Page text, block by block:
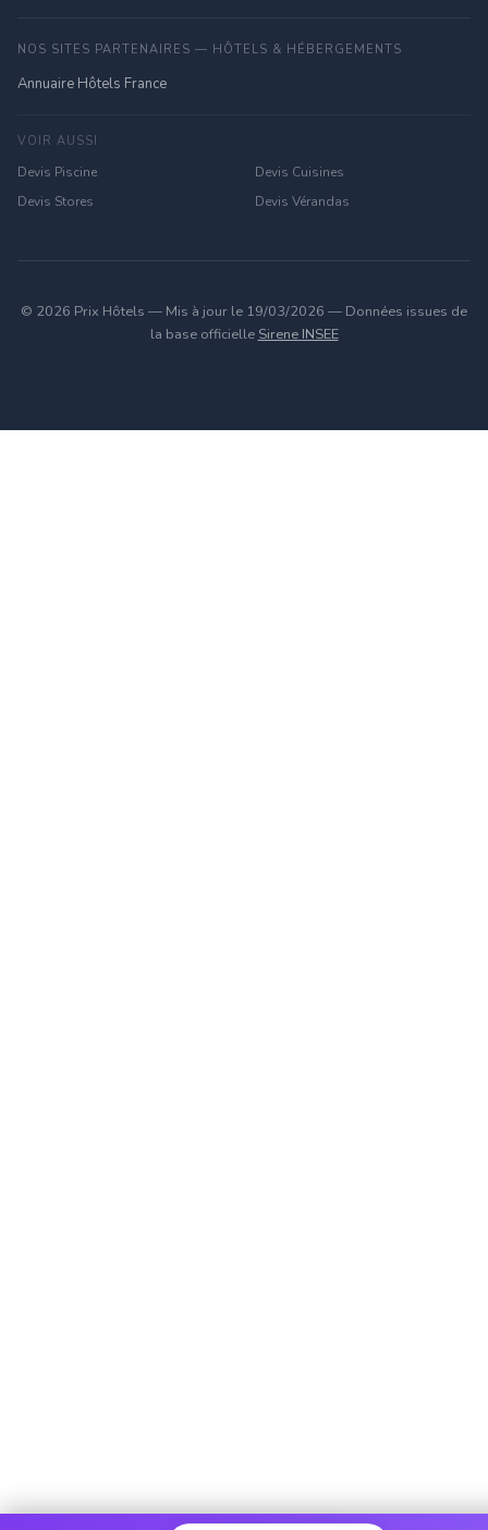
NOS SITES PARTENAIRES — HÔTELS & HÉBERGEMENTS
Annuaire Hôtels France
VOIR AUSSI
Devis Piscine
Devis Cuisines
Devis Stores
Devis Vérandas
© 2026 Prix Hôtels — Mis à jour le 19/03/2026 — Données issues de
la base officielle Sirene INSEE